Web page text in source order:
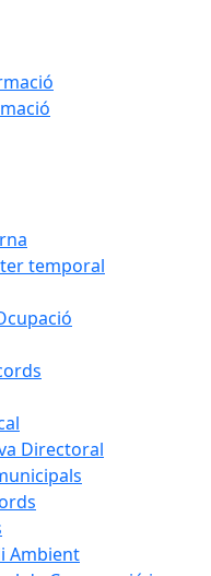
temporal
Directoral
Ambient